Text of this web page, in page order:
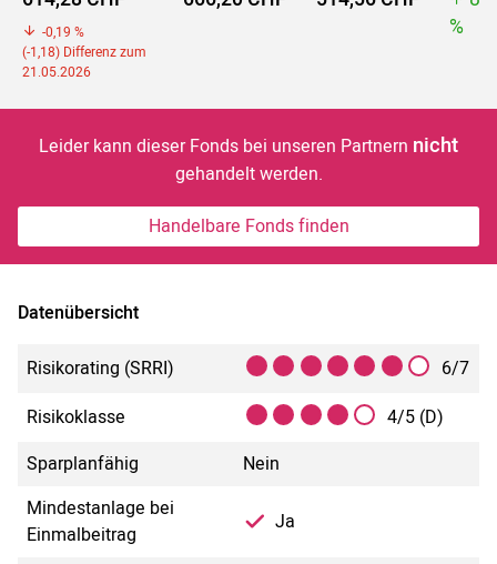
-0,19 %
(-1,18) Differenz zum
21.05.2026
%
Leider kann dieser Fonds bei unseren Partnern nicht
gehandelt werden.
Handelbare Fonds finden
Datenübersicht
Risikorating (SRRI)
6/7
Risikoklasse
4/5 (D)
Sparplanfähig
Nein
Mindestanlage bei
Einmalbeitrag
Ja